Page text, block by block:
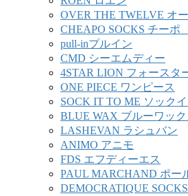
OVER THE TWELVE オ
CHEAPO SOCKS チー
pull-inプルイン
CMD シーエムディー
4STAR LION フォースタ
ONE PIECE ワンピース
SOCK IT TO ME ソック
BLUE WAX ブルーワック
LASHEVAN ラシュバン
ANIMO アニモ
FDS エフディーエス
PAUL MARCHAND ポー
DEMOCRATIQUE